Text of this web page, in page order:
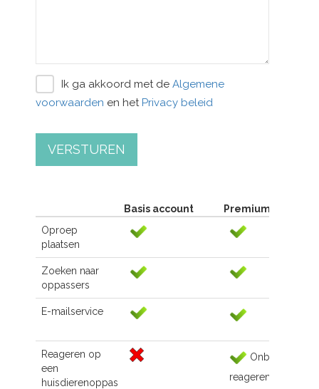
Ik ga akkoord met de Algemene
voorwaarden en het Privacy beleid
VERSTUREN
Basis account
Premium account
Oproep
plaatsen
Zoeken naar
oppassers
E-mailservice
Reageren op
een
huisdierenoppas
Onbeperkt
reageren